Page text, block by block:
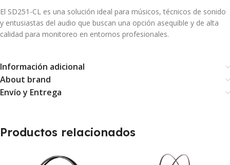
El SD251-CL es una solución ideal para músicos, técnicos de sonido
y entusiastas del audio que buscan una opción asequible y de alta
calidad para monitoreo en entornos profesionales.
Información adicional
About brand
Envío y Entrega
Productos relacionados